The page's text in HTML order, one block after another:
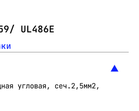
UL486E
угловая, сеч.2,5мм2,